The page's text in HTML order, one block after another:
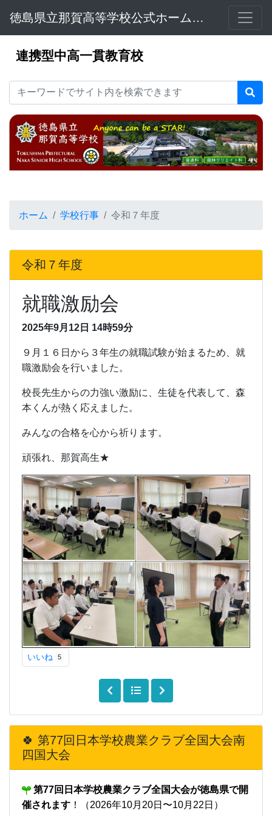
徳島県立那賀高等学校公式ホームページ
連携型中高一貫教育校
ホーム 学校行事 令和７年度
🍀 第77回日本学校農業クラブ全国大会南
四国大会
第77回日本学校農業クラブ全国大会が徳島県で開
催されます ！（2026年10月20日〜10月22日）
令和７年度
就職激励会
2025年9月12日 14時59分
９月１６日から ３年生の就職試験が始まるため、就
職激励会を行いました。
校長先生からの力強い激励に、生徒を代表して、森
本くんが熱く応えました。
みんなの合格を心から祈ります。
頑張れ、那賀高生★
いいね 5